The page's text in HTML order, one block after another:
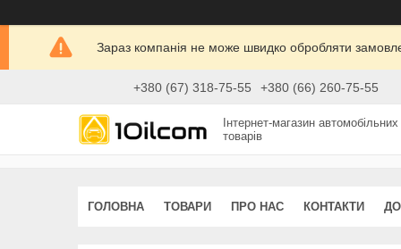
Зараз компанія не може швидко обробляти
+380 (67) 318-75-55 +380 (66) 260-75-55
Інтернет-магазин автомобільних
товарів
ГОЛОВНА ТОВАРИ ПРО НАС КОНТАКТИ